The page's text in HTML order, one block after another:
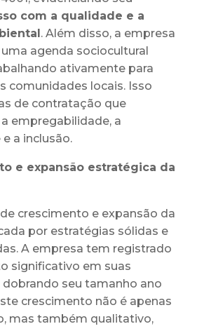
com a qualidade e a
. Além disso, a empresa
agenda sociocultural
ativamente para
comunidades locais. Isso
de contratação que
empregabilidade, a
a inclusão.
e expansão estratégica da
crescimento e expansão da
por estratégias sólidas e
A empresa tem registrado
significativo em suas
dobrando seu tamanho ano
crescimento não é apenas
mas também qualitativo,